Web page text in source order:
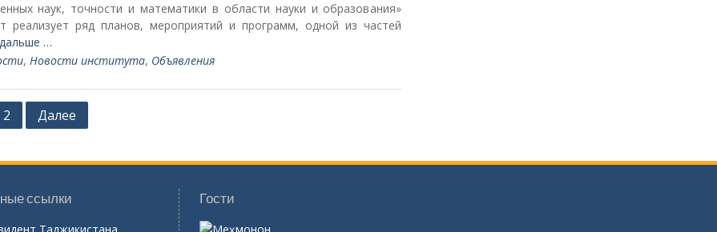
наук, точности и математики в области науки и образования»
реализует ряд планов, мероприятий и программ, одной из частей
…
, Новости института, Объявления
2 Далее
ссылки
Таджикистана
Гости